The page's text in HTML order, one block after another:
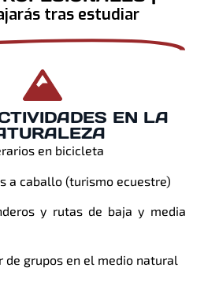
tras estudiar
EN LA
en bicicleta
a caballo (turismo ecuestre)
y rutas de baja y media
de grupos en el medio natural